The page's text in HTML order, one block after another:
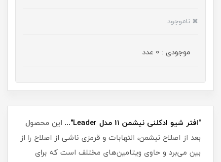
ناموجود
موجودی : 0 عدد
"افتر شیو ادکلنی نیشمن 11 مدل Leader"...
این محصول
بعد از اصلاح نیشمن، التهابات و قرمزی ناشی از اصلاح را از
بین می‌برد و حاوی ویتامین‌های مختلف است که برای